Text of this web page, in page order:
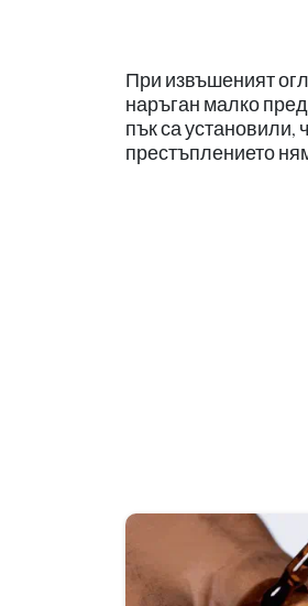
При извъшеният
наръган малко
пък са установили,
престъплението